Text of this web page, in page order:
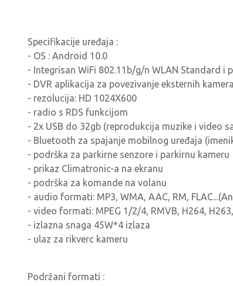
Specifikacije uređaja :
- OS : Android 10.0
- Integrisan WiFi 802.11b/g/n WLAN Standard i
- DVR aplikacija za povezivanje eksternih
- rezolucija: HD 1024X600
- radio s RDS funkcijom
- 2x USB do 32gb (reprodukcija muzike i video
- Bluetooth za spajanje mobilnog uređaja
- podrška za parkirne senzore i parkirnu kameru
- prikaz Climatronic-a na ekranu
- podrška za komande na volanu
- audio formati: MP3, WMA, AAC, RM,
- video formati: MPEG 1/2/4, RMVB, H264,
- izlazna snaga 45W*4 izlaza
- ulaz za rikverc kameru
Podržani formati :